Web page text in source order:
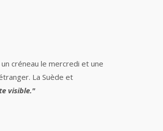
créneau le mercredi et une
La Suède et
visible."